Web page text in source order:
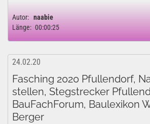
Autor: naabie
Länge: 00:00:25
24.02.20
Fasching 2020 Pfullendorf,
stellen, Stegstrecker
BauFachForum, Baulexikon
Berger